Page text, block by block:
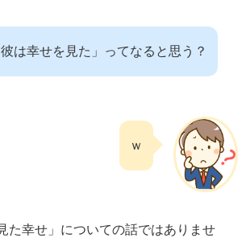
彼は幸せを見た」ってなると思う？
ｗ
た幸せ」についての話ではありませ